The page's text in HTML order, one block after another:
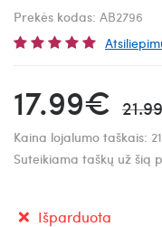
Prekės kodas: AB2796
17.99€
Kaina lojalumo taškais:
Suteikiama taškų už šią
Išparduota